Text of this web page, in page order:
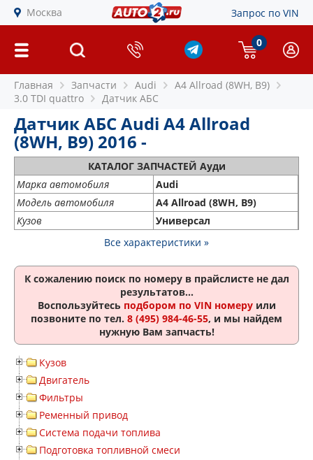
Москва Запрос по VIN
0
Главная Запчасти Audi
A4 Allroad (8WH, B9)
3.0 TDI quattro
Датчик АБС
Датчик АБС Audi A4 Allroad
(8WH, B9) 2016 -
КАТАЛОГ ЗАПЧАСТЕЙ Ауди
Марка автомобиля
Audi
Модель автомобиля
A4 Allroad (8WH, B9)
Кузов
Универсал
Все характеристики »
К сожалению поиск по номеру в прайслисте не дал
результатов...
Воспользуйтесь подбором по VIN номеруили
позвоните по тел. 8 (495) 984-46-55, и мы найдем
нужную Вам запчасть!
Кузов
Двигатель
Фильтры
Ременный привод
Система подачи топлива
Подготовка топливной смеси